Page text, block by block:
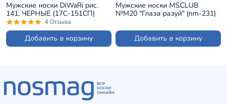
Мужские носки DiWaRi рис.
141, ЧЕРНЫЕ (17С-151СП)
4 Отзыва
Добавить в корзину
Мужские носки MSCLUB
№М20 "Глаза разуй" (nm-231)
Добавить в корзину